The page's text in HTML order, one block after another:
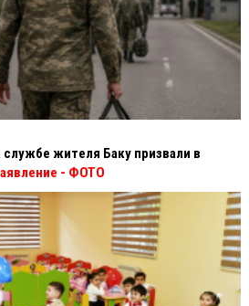
жителя Баку призвали в
- ФОТО